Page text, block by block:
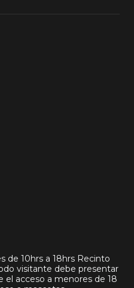
de 10hrs a 18hrs Recinto
visitante debe presentar
el acceso a menores de 18